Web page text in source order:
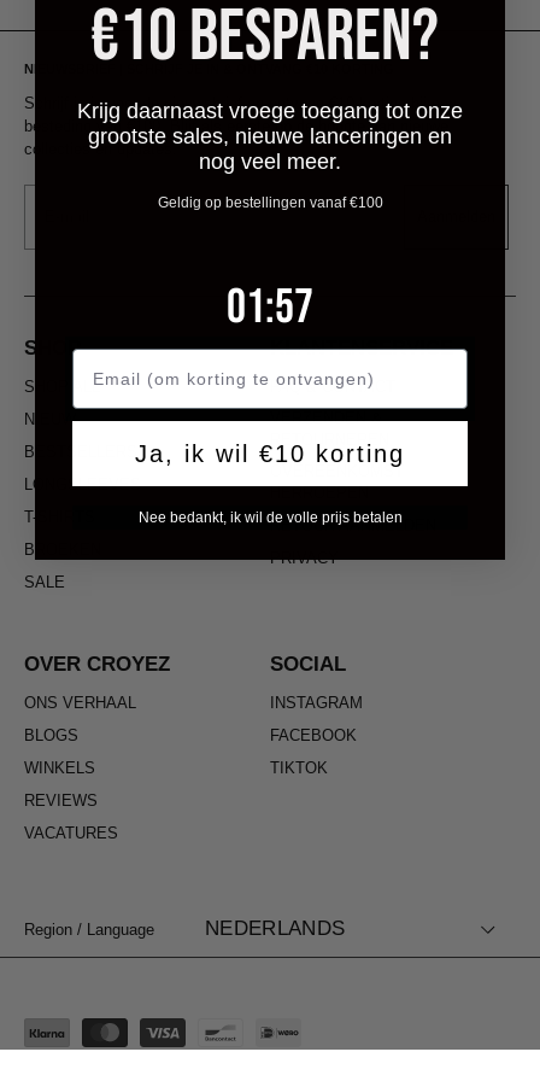
NIEUWSBRIEF | SCHRIJF JE IN & ONTVANG €10 KORTING
Schrijf je in voor de nieuwsbrief en ontvang €10 korting bij een
besteding van €100. Blijf als eerste op de hoogte van nieuwe
collecties en updates.
Email
SHOP
SHOP ALL
NIEUW
BESTSELLERS
LONGSLEEVES
T-SHIRTS
BROEKEN
SALE
KLANTENSERVICE
FAQ & CONTACT
VERZENDEN &
RETOURNEREN
OVEREENKOMST
RETOUR AANMELDEN
PRIVACY
OVER CROYEZ
ONS VERHAAL
BLOGS
WINKELS
REVIEWS
VACATURES
SOCIAL
INSTAGRAM
FACEBOOK
TIKTOK
Region / Language NEDERLANDS
€10 BESPAREN?
Krijg daarnaast vroege toegang tot onze
grootste sales, nieuwe lanceringen en
nog veel meer.
Geldig op bestellingen vanaf €100
Countdown ends in:
1
01: 57
57
Ja, ik wil €10 korting
Nee bedankt, ik wil de volle prijs betalen